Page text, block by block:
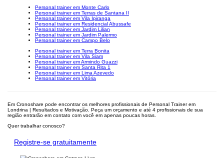
Personal trainer em Monte Carlo
Personal trainer em Terras de Santana II
Personal trainer em Vila Ipiranga
Personal trainer em Residencial Abussafe
Personal trainer em Jardim Lilian
Personal trainer em Jardim Palermo
Personal trainer em Campo Belo
Personal trainer em Terra Bonita
Personal trainer em Vila Siam
Personal trainer em Armindo Guazzi
Personal trainer em Santa Rita 1
Personal trainer em Lima Azevedo
Personal trainer em Vitória
Em Cronoshare pode encontrar os melhores profissionais de Personal Trainer em
Londrina | Resultados e Motivação. Peça um orçamento e até 4 profissionais de sua
região entrarão em contato com você em apenas poucas horas.
Quer trabalhar conosco?
Registre-se gratuitamente